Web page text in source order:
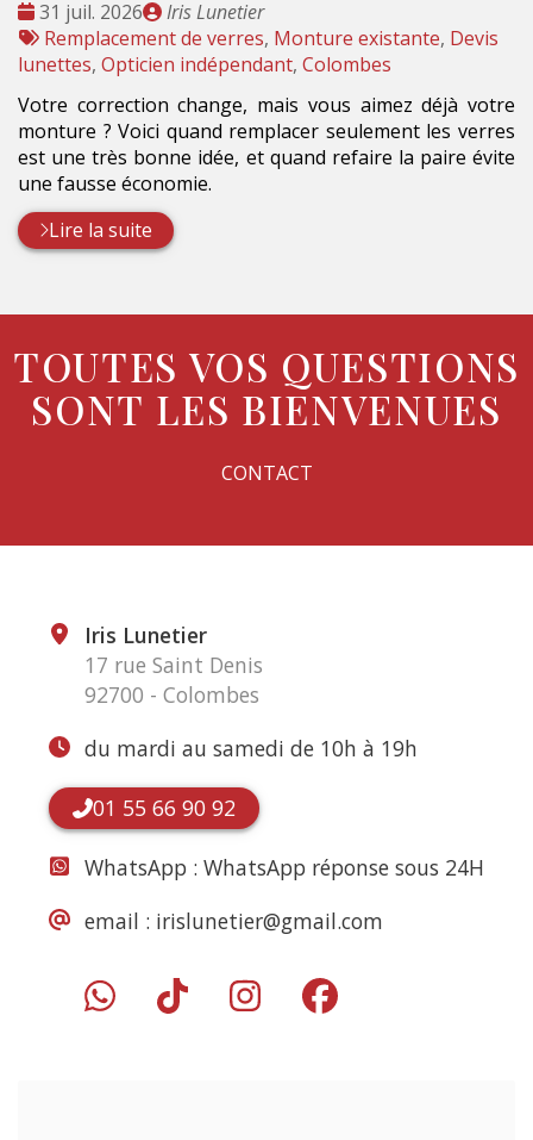
Date
:
31 juil. 2026
Publié
par
Iris Lunetier
Tags
:
Remplacement de verres, Monture existante, Devis
lunettes, Opticien indépendant, Colombes
Votre correction change, mais vous aimez déjà votre
monture ? Voici quand remplacer seulement les verres
est une très bonne idée, et quand refaire la paire évite
une fausse économie.
Lire la suite
TOUTES VOS QUESTIONS
SONT LES BIENVENUES
CONTACT
Iris Lunetier
17 rue Saint Denis
92700 - Colombes
du mardi au samedi de 10h à 19h
01 55 66 90 92
WhatsApp : WhatsApp réponse sous 24H
email : irislunetier@gmail.com